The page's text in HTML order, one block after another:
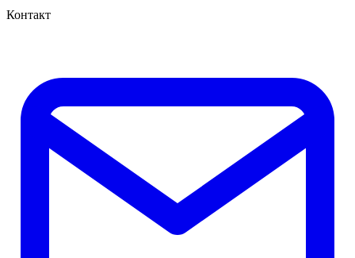
Контакт